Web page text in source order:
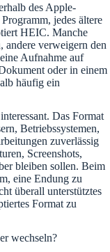
des Apple-
jedes ältere
HEIC. Manche
andere verweigern den
Aufnahme auf
oder in einem
häufig ein
Das Format
Betriebssystemen,
zuverlässig
Screenshots,
bleiben sollen. Beim
eine Endung zu
überall unterstütztes
Format zu
wechseln?